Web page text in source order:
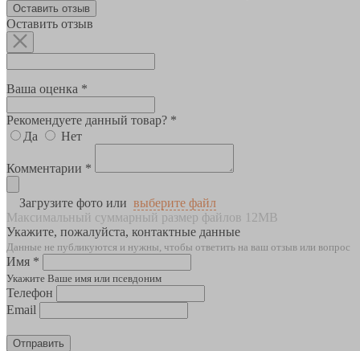
Оставить отзыв
Оставить отзыв
Ваша оценка *
Рекомендуете данный товар? *
Да
Нет
Комментарии *
Загрузите фото или выберите файл
Максимальный суммарный размер файлов 12MB
Укажите, пожалуйста, контактные данные
Данные не публикуются и нужны, чтобы ответить на ваш отзыв или вопрос
Имя *
Укажите Ваше имя или псевдоним
Телефон
Email
Отправить